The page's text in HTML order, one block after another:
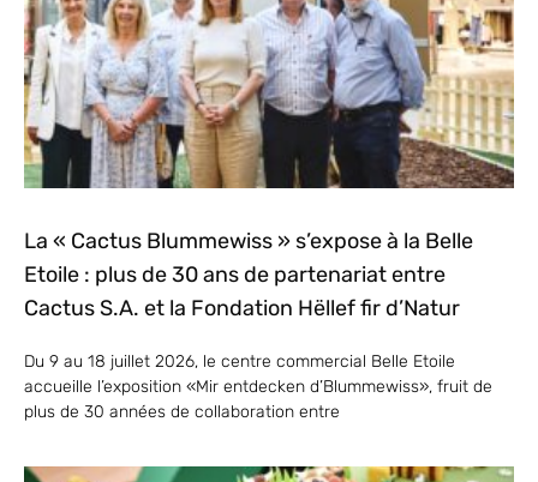
La « Cactus Blummewiss » s’expose à la Belle
Etoile : plus de 30 ans de partenariat entre
Cactus S.A. et la Fondation Hëllef fir d’Natur
Du 9 au 18 juillet 2026, le centre commercial Belle Etoile
accueille l’exposition «Mir entdecken d’Blummewiss», fruit de
plus de 30 années de collaboration entre